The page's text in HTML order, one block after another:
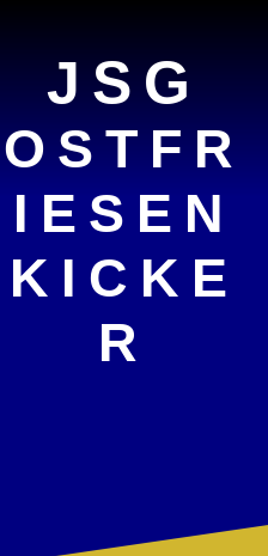
JSG
OSTFR
IESEN
KICKE
R